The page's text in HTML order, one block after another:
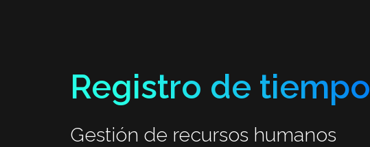
Registro de tiempo
Gestión de recursos humanos